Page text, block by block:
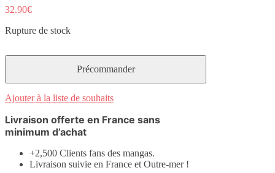
32.90€
Rupture de stock
Ajouter à la liste de souhaits
Livraison offerte en France sans
minimum d’achat
+2,500 Clients fans des mangas.
Livraison suivie en France et Outre-mer !